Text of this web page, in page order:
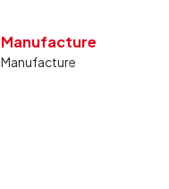
Manufacture
Manufacture